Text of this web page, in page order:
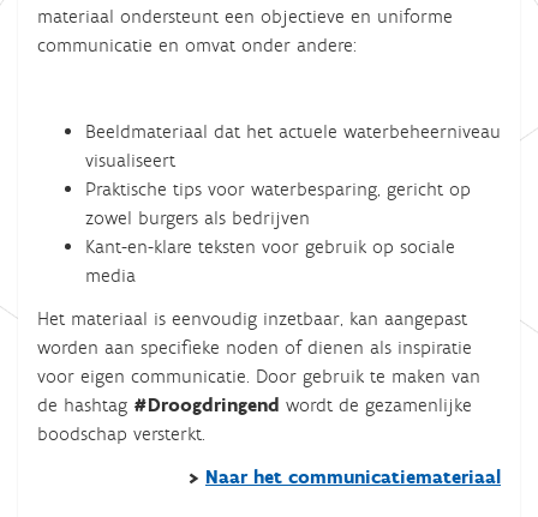
materiaal ondersteunt een objectieve en uniforme
communicatie en omvat onder andere:
Beeldmateriaal dat het actuele waterbeheerniveau
visualiseert
Praktische tips voor waterbesparing, gericht op
zowel burgers als bedrijven
Kant-en-klare teksten voor gebruik op sociale
media
Het materiaal is eenvoudig inzetbaar, kan aangepast
worden aan specifieke noden of dienen als inspiratie
voor eigen communicatie. Door gebruik te maken van
de hashtag #Droogdringend wordt de gezamenlijke
boodschap versterkt.
> Naar het communicatiemateriaal